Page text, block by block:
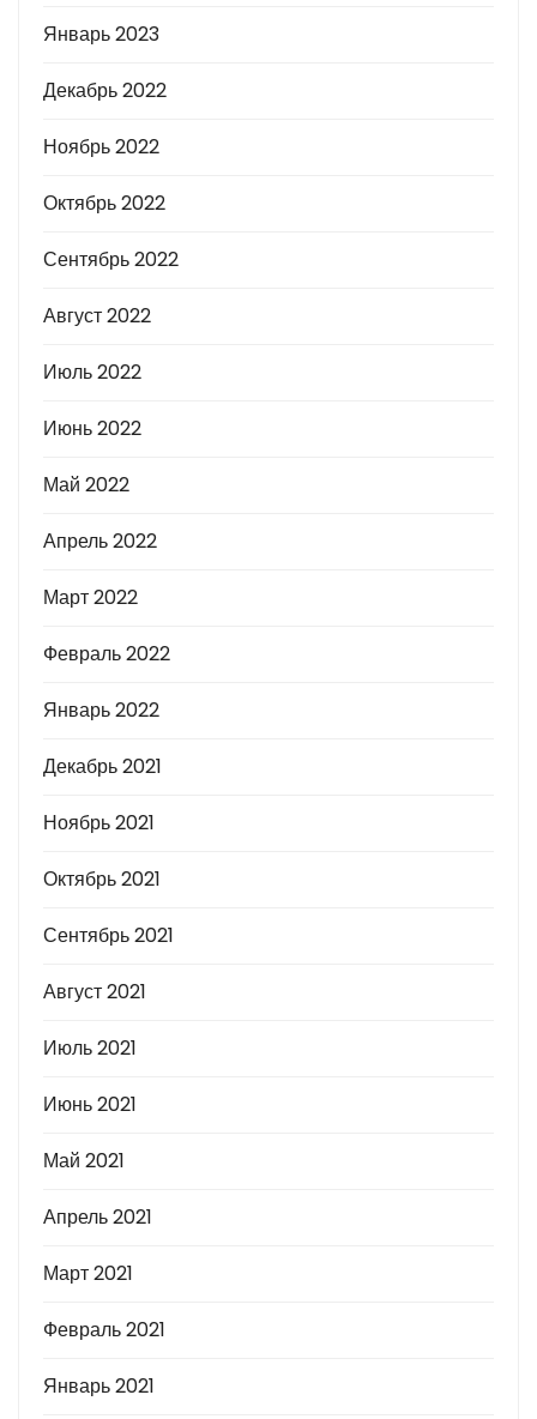
Январь 2023
Декабрь 2022
Ноябрь 2022
Октябрь 2022
Сентябрь 2022
Август 2022
Июль 2022
Июнь 2022
Май 2022
Апрель 2022
Март 2022
Февраль 2022
Январь 2022
Декабрь 2021
Ноябрь 2021
Октябрь 2021
Сентябрь 2021
Август 2021
Июль 2021
Июнь 2021
Май 2021
Апрель 2021
Март 2021
Февраль 2021
Январь 2021